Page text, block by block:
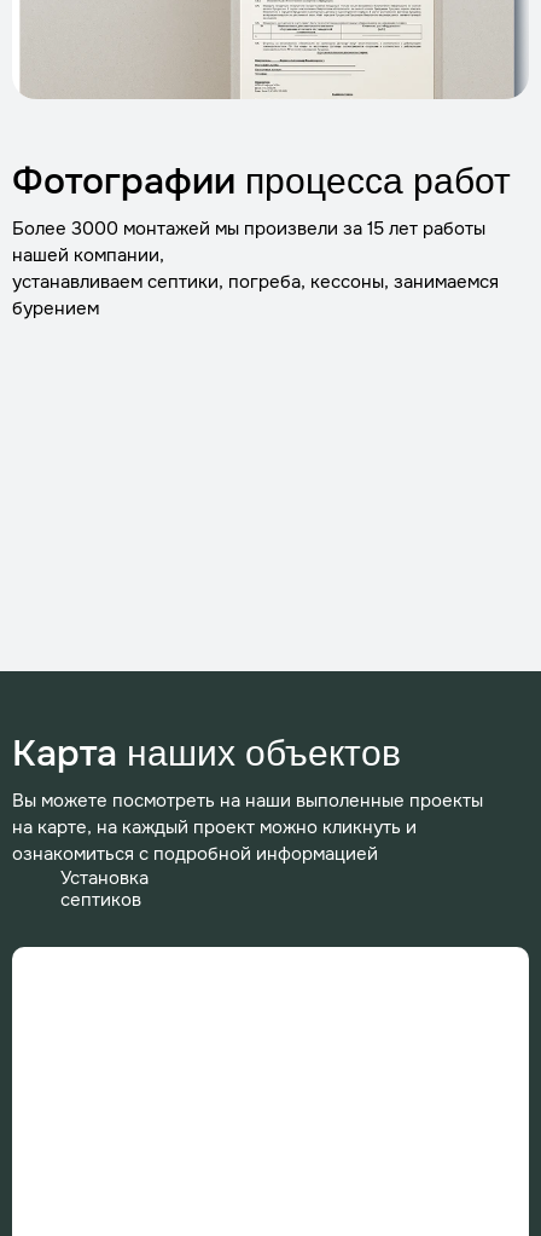
Фотографии процесса работ
Более 3000 монтажей мы произвели за 15 лет работы
нашей компании,
устанавливаем септики, погреба, кессоны, занимаемся
бурением
Карта наших объектов
Вы можете посмотреть на наши выполенные проекты
на карте, на каждый проект можно кликнуть и
ознакомиться с подробной информацией
Установка
септиков